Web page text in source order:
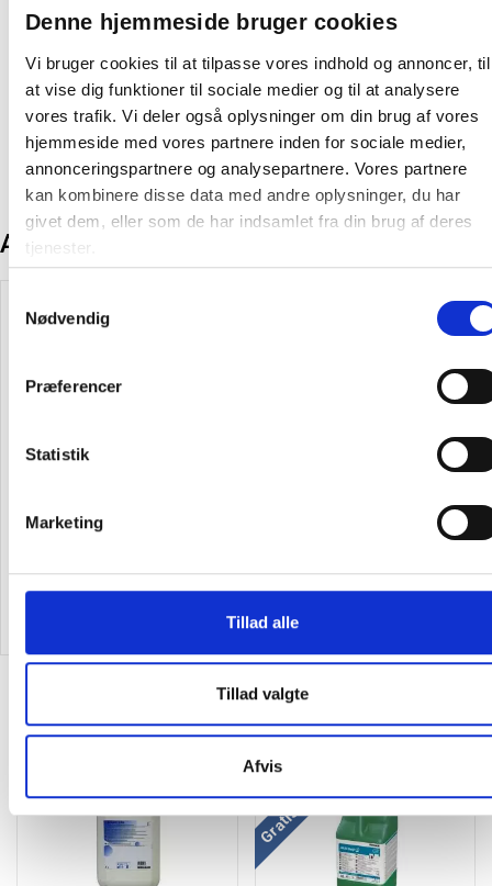
Denne hjemmeside bruger cookies
Vi bruger cookies til at tilpasse vores indhold og annoncer, til
at vise dig funktioner til sociale medier og til at analysere
vores trafik. Vi deler også oplysninger om din brug af vores
hjemmeside med vores partnere inden for sociale medier,
annonceringspartnere og analysepartnere. Vores partnere
kan kombinere disse data med andre oplysninger, du har
givet dem, eller som de har indsamlet fra din brug af deres
tjenester.
Nødvendig
Præferencer
Statistik
Marketing
Tillad alle
Tillad valgte
Afvis
Sikkerhedsdatablad
Andre kunder købte også
Toiletrens med farve og uden
25,39/ Stk
inkl. moms
Spar 15%
Minatol luftfrisker cotton fresh
12,22/ Stk
inkl. moms
Alternativer til varen
Gratis levering